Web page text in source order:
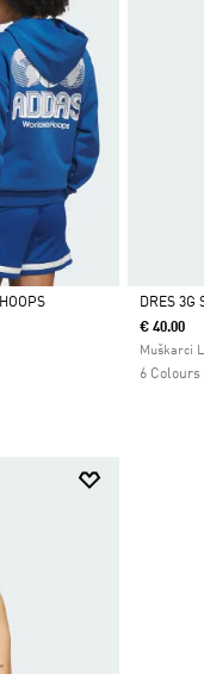
Da
DRES 3G
€ 40.00
Muškarci
6 Colours